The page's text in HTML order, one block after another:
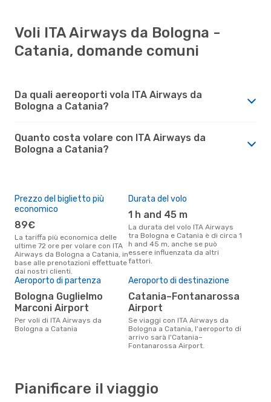
Voli ITA Airways da Bologna -
Catania, domande comuni
Da quali aereoporti vola ITA Airways da
Bologna a Catania?
Quanto costa volare con ITA Airways da
Bologna a Catania?
Prezzo del biglietto più
economico
89€
La tariffa più economica delle
ultime 72 ore per volare con ITA
Airways da Bologna a Catania, in
base alle prenotazioni effettuate
dai nostri clienti.
Durata del volo
1 h and 45 m
La durata del volo ITA Airways
tra Bologna e Catania è di circa 1
h and 45 m, anche se può
essere influenzata da altri
fattori.
Aeroporto di partenza
Bologna Guglielmo
Marconi Airport
Per voli di ITA Airways da
Bologna a Catania
Aeroporto di destinazione
Catania–Fontanarossa
Airport
Se viaggi con ITA Airways da
Bologna a Catania, l'aeroporto di
arrivo sarà l'Catania–
Fontanarossa Airport.
Pianificare il viaggio